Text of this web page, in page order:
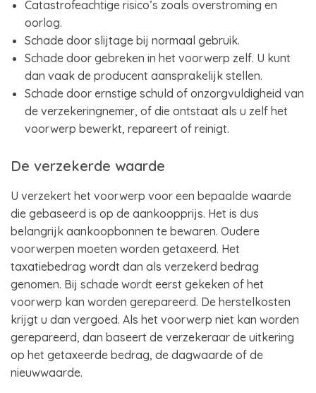
Catastrofeachtige risico’s zoals overstroming en
oorlog.
Schade door slijtage bij normaal gebruik.
Schade door gebreken in het voorwerp zelf. U kunt
dan vaak de producent aansprakelijk stellen.
Schade door ernstige schuld of onzorgvuldigheid van
de verzekeringnemer, of die ontstaat als u zelf het
voorwerp bewerkt, repareert of reinigt.
De verzekerde waarde
U verzekert het voorwerp voor een bepaalde waarde
die gebaseerd is op de aankoopprijs. Het is dus
belangrijk aankoopbonnen te bewaren. Oudere
voorwerpen moeten worden getaxeerd. Het
taxatiebedrag wordt dan als verzekerd bedrag
genomen. Bij schade wordt eerst gekeken of het
voorwerp kan worden gerepareerd. De herstelkosten
krijgt u dan vergoed. Als het voorwerp niet kan worden
gerepareerd, dan baseert de verzekeraar de uitkering
op het getaxeerde bedrag, de dagwaarde of de
nieuwwaarde.